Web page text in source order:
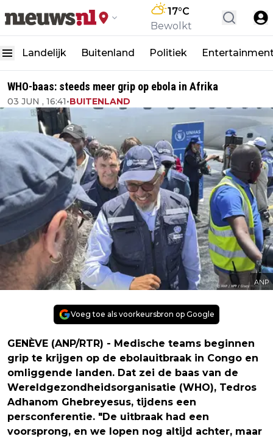
17°C
Bewolkt
Landelijk Buitenland Politiek
WHO-baas: steeds meer grip op ebola in Afrika
03 JUN , 16:41•BUITENLAND
ANP
Voeg toe als voorkeursbron op Google
GENÈVE (ANP/RTR) - Medische teams beginnen
grip te krijgen op de ebolauitbraak in Congo en
omliggende landen. Dat zei de baas van de
Wereldgezondheidsorganisatie (WHO), Tedros
Adhanom Ghebreyesus, tijdens een
persconferentie. "De uitbraak had een
voorsprong, en we lopen nog altijd achter, maar